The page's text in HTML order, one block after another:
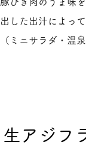
出した出汁によっ
（ミニサラダ・温
生アジフ